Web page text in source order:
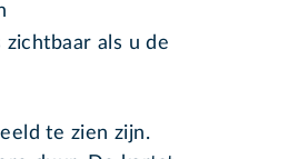
zichtbaar als u de
te zien zijn.